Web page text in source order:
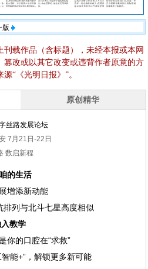
版
载作品（含标题），未经本报或本网
篡改或以其它改变或违背作者原意的方
“《光明日报》”。